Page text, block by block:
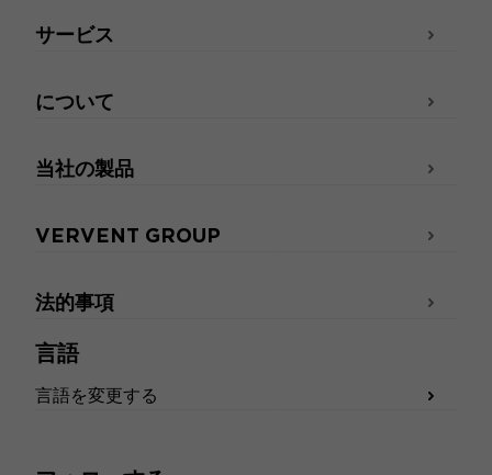
言語
言語を変更する
サービス
について
当社の製品
VERVENT GROUP
法的事項